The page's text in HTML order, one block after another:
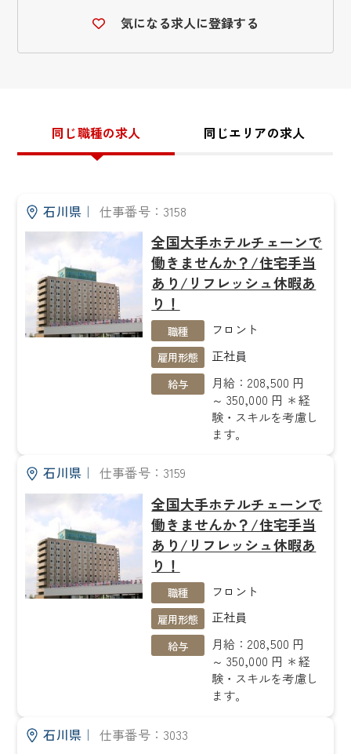
気になる求人に登録する
同じ職種の求人 同じエリアの求人
石川県｜ 仕事番号：3158
全国大手ホテルチェーンで
働きませんか？/住宅手当
あり/リフレッシュ休暇あ
り！
職種 フロント
雇用形態 正社員
給与
月給：208,500 円
～ 350,000 円 ＊経
験・スキルを考慮し
ます。
石川県｜ 仕事番号：3159
全国大手ホテルチェーンで
働きませんか？/住宅手当
あり/リフレッシュ休暇あ
り！
職種 フロント
雇用形態 正社員
給与
月給：208,500 円
～ 350,000 円 ＊経
験・スキルを考慮し
ます。
石川県｜ 仕事番号：3033